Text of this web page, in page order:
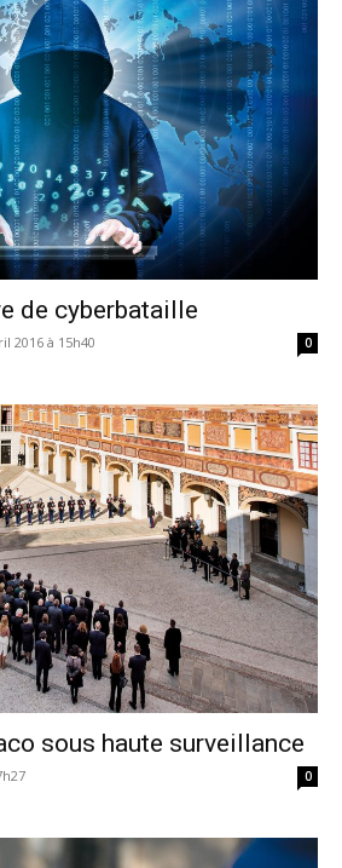
de cyberbataille
2016 à 15h40 0
sous haute surveillance
0